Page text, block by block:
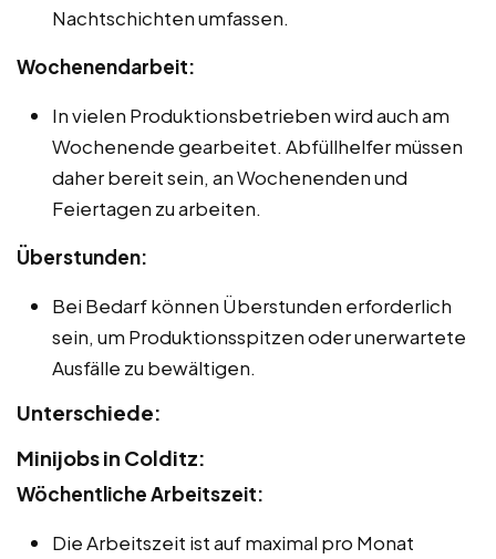
Nachtschichten umfassen.
Wochenendarbeit:
In vielen Produktionsbetrieben wird auch am
Wochenende gearbeitet. Abfüllhelfer müssen
daher bereit sein, an Wochenenden und
Feiertagen zu arbeiten.
Überstunden:
Bei Bedarf können Überstunden erforderlich
sein, um Produktionsspitzen oder unerwartete
Ausfälle zu bewältigen.
Unterschiede:
Minijobs in Colditz:
Wöchentliche Arbeitszeit:
Die Arbeitszeit ist auf maximal pro Monat